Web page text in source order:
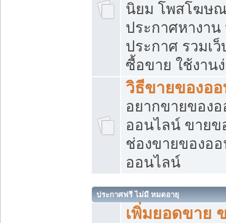
นิยม โพสโฆษ
ประกาศหางาน
ประกาศ รวมเ
ซื้อขาย ใช้งาน
วิธีขายของอ
อยากขายของ
ออนไลน์ ขายข
ช่องขายของอ
ออนไลน์
ประกาศฟรี ไม่มี หมดอายุ
เพิ่มยอดขาย